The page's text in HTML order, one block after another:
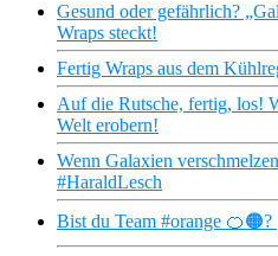
Gesund oder gefährlich?
Wraps steckt!
Fertig Wraps aus dem
Auf die Rutsche, fertig, los!
Welt erobern!
Wenn Galaxien
#HaraldLesch
Bist du Team #orange